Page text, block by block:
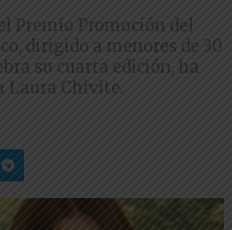
Premio Promoción del
dirigido a menores de 30
su cuarta edición, ha
Laura Chivite.